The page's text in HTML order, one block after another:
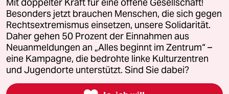
wenden Sie sich bitte an lizenzen@taz.de
Feedback Redaktionsstatut Kommune-Richtlinien
Leitlinie Informant Datenschutz Impressum AGB
Seitenwende Einwilligungen widerrufen (Ads)
Mit doppelter Kraft für eine offene Gesellschaft!
Besonders jetzt brauchen Menschen, die sich gegen
Rechtsextremismus einsetzen, unsere Solidarität.
Daher gehen 50 Prozent der Einnahmen aus
Neuanmeldungen an „Alles beginnt im Zentrum“ –
eine Kampagne, die bedrohte linke Kulturzentren
und Jugendorte unterstützt. Sind Sie dabei?